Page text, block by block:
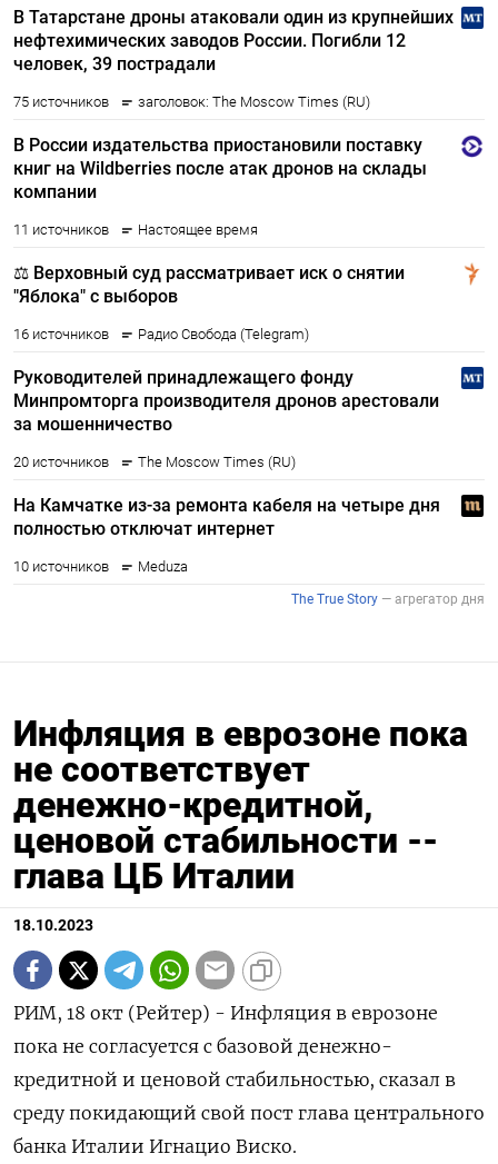
Инфляция в еврозоне пока
не соответствует
денежно-кредитной,
ценовой стабильности --
глава ЦБ Италии
18.10.2023
РИМ, 18 окт (Рейтер) - Инфляция в еврозоне
пока не согласуется с базовой денежно-
кредитной и ценовой стабильностью, сказал в
среду покидающий свой пост глава центрального
банка Италии Игнацио Виско.